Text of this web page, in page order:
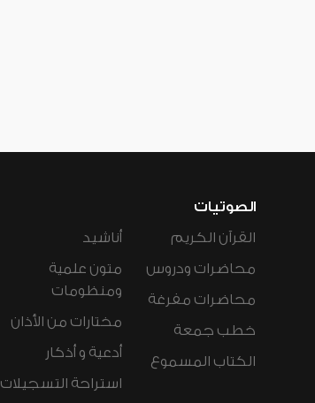
الصوتيات
القرآن الكريم
محاضرات ودروس
محاضرات مفرغة
خطب جمعة
الكتاب المسموع
أناشيد
متون علمية
ومنظومات
مختارات من الأذان
أدعية و أذكار
استراحة التسجيلات